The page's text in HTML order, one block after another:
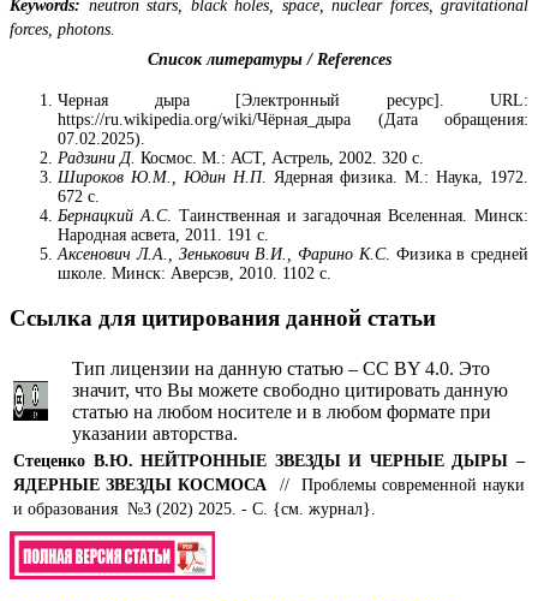
Keywords: neutron stars, black holes, space, nuclear forces, gravitational
forces, photons.
Список литературы / References
Черная дыра [Электронный ресурс]. URL:
https://ru.wikipedia.org/wiki/Чёрная_дыра (Дата обращения:
07.02.2025).
Радзини Д. Космос. М.: АСТ, Астрель, 2002. 320 с.
Широков Ю.М., Юдин Н.П. Ядерная физика. М.: Наука, 1972.
672 с.
Бернацкий А.С. Таинственная и загадочная Вселенная. Минск:
Народная асвета, 2011. 191 с.
Аксенович Л.А., Зенькович В.И., Фарино К.С. Физика в средней
школе. Минск: Аверсэв, 2010. 1102 с.
Ссылка для цитирования данной статьи
Тип лицензии на данную статью – CC BY 4.0. Это
значит, что Вы можете свободно цитировать данную
статью на любом носителе и в любом формате при
указании авторства.
Стеценко В.Ю.НЕЙТРОННЫЕ ЗВЕЗДЫ И ЧЕРНЫЕ ДЫРЫ –
ЯДЕРНЫЕ ЗВЕЗДЫ КОСМОСА
// Проблемы современной науки
и образования №3 (202) 2025. - С. {см. журнал}.